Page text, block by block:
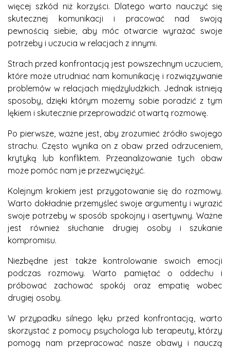
więcej szkód niż korzyści. Dlatego warto nauczyć się
skutecznej komunikacji i pracować nad swoją
pewnością siebie, aby móc otwarcie wyrażać swoje
potrzeby i uczucia w relacjach z innymi.
Strach przed konfrontacją jest powszechnym uczuciem,
które może utrudniać nam komunikację i rozwiązywanie
problemów w relacjach międzyludzkich. Jednak istnieją
sposoby, dzięki którym możemy sobie poradzić z tym
lękiem i skutecznie przeprowadzić otwartą rozmowę.
Po pierwsze, ważne jest, aby zrozumieć źródło swojego
strachu. Często wynika on z obaw przed odrzuceniem,
krytyką lub konfliktem. Przeanalizowanie tych obaw
może pomóc nam je przezwyciężyć.
Kolejnym krokiem jest przygotowanie się do rozmowy.
Warto dokładnie przemyśleć swoje argumenty i wyrazić
swoje potrzeby w sposób spokojny i asertywny. Ważne
jest również słuchanie drugiej osoby i szukanie
kompromisu.
Niezbędne jest także kontrolowanie swoich emocji
podczas rozmowy. Warto pamiętać o oddechu i
próbować zachować spokój oraz empatię wobec
drugiej osoby.
W przypadku silnego lęku przed konfrontacją, warto
skorzystać z pomocy psychologa lub terapeuty, którzy
pomogą nam przepracować nasze obawy i nauczą